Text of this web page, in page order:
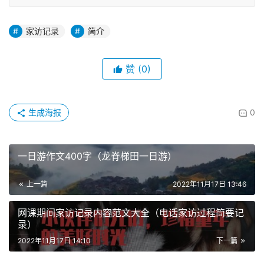
家访记录 简介
赞 (0)
0
生成海报
一日游作文400字（龙脊梯田一日游）
上一篇 2022年11月17日 13:46
网课期间家访记录内容范文大全（电话家访过程简要记
录）
下一篇
2022年11月17日 14:10